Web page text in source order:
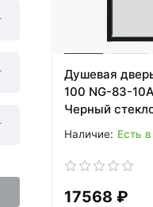
Душевая
100 NG-83-
Черный
Есть
17568 ₽